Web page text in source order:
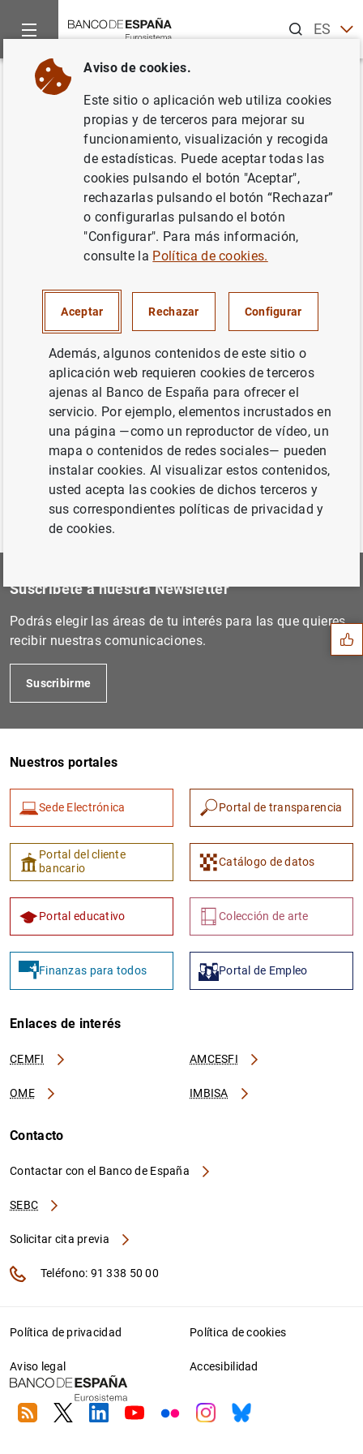
ESEN
Inicio Noticias y eventos
Volver
Decisiones de Política
Monetaria
Anterior
Publicación del libro 'The...
Siguiente
Estado financiero consolida...
Sugerencias
1 2
Suscríbete a nuestra Newsletter
Podrás elegir las áreas de tu interés para las que quieres
recibir nuestras comunicaciones.
Suscribirme
Nuestros portales
Sede Electrónica Portal de transparencia
Portal del cliente
bancario
Catálogo de datos
Portal educativo Colección de arte
Finanzas para todos Portal de Empleo
Enlaces de interés
CEMFI AMCESFI
OME IMBISA
Contacto
Contactar con el Banco de España
SEBC
Solicitar cita previa
Teléfono: 91 338 50 00
Política de privacidad Política de cookies
Aviso legal Accesibilidad
RSS TwitterLinkedin
YoutubeFlickrInstagram
Bluesky
Aviso de cookies.
Este sitio o aplicación web utiliza cookies
propias y de terceros para mejorar su
funcionamiento, visualización y recogida
de estadísticas. Puede aceptar todas las
cookies pulsando el botón "Aceptar",
rechazarlas pulsando el botón “Rechazar”
o configurarlas pulsando el botón
"Configurar". Para más información,
consulte la Política de cookies.
Aceptar Rechazar Configurar
Además, algunos contenidos de este sitio o
aplicación web requieren cookies de terceros
ajenas al Banco de España para ofrecer el
servicio. Por ejemplo, elementos incrustados en
una página —como un reproductor de vídeo, un
mapa o contenidos de redes sociales— pueden
instalar cookies. Al visualizar estos contenidos,
usted acepta las cookies de dichos terceros y
sus correspondientes políticas de privacidad y
de cookies.